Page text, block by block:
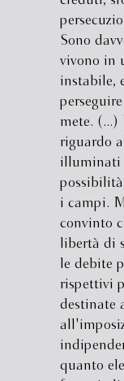
Sono
vivono in
instabile,
mete. (...)
riguardo
illuminati
i campi.
convinto
libertà di
le debite
rispettivi
destinate
quanto